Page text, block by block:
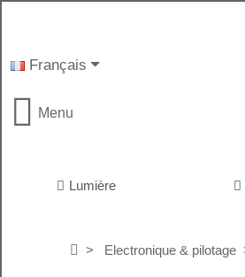
Français
Menu
Lumière
Electronique & pilotage